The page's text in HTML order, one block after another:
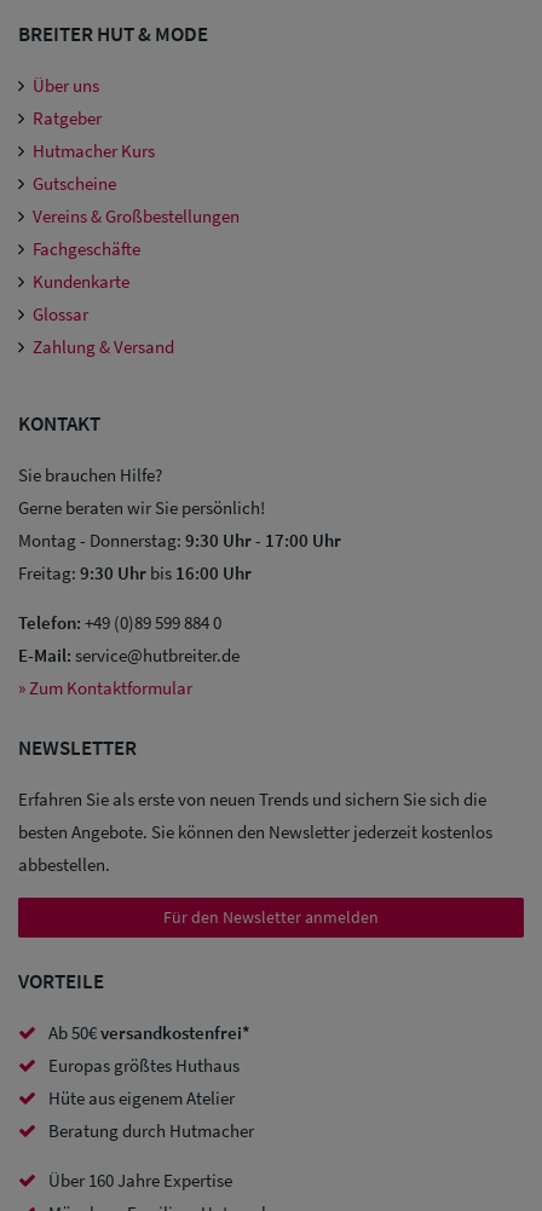
Sale:
Baseball
Caps
Trucker
Caps
mit
BREITER HUT & MODE
Über uns
Ratgeber
Hutmacher Kurs
Gutscheine
Vereins & Großbestellungen
Fachgeschäfte
Kundenkarte
Glossar
Zahlung & Versand
KONTAKT
Sie brauchen Hilfe?
Gerne beraten wir Sie persönlich!
Montag - Donnerstag: 9:30 Uhr- 17:00 Uhr
Freitag: 9:30 Uhr bis 16:00 Uhr
Telefon: +49 (0)89 599 884 0
E-Mail: service@hutbreiter.de
» Zum Kontaktformular
NEWSLETTER
Erfahren Sie als erste von neuen Trends und sichern Sie sich die
besten Angebote. Sie können den Newsletter jederzeit kostenlos
abbestellen.
Für den Newsletter anmelden
VORTEILE
Ab 50€versandkostenfrei*
Europas größtes Huthaus
Hüte aus eigenem Atelier
Beratung durch Hutmacher
Über 160 Jahre Expertise